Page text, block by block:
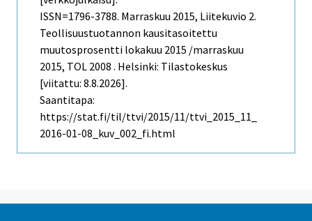
ISSN=1796-3788. Marraskuu 2015, Liitekuvio 2.
Teollisuustuotannon kausitasoitettu
muutosprosentti lokakuu 2015 /marraskuu
2015, TOL 2008 . Helsinki: Tilastokeskus
[viitattu: 8.8.2026].
Saantitapa:
https://stat.fi/til/ttvi/2015/11/ttvi_2015_11_
2016-01-08_kuv_002_fi.html